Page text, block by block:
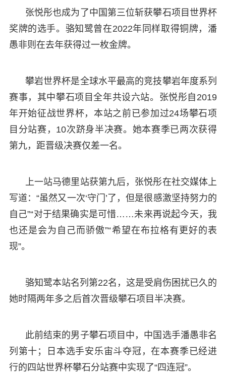
张悦彤也成为了中国第三位斩获攀石项目世界杯
奖牌的选手。骆知鹭曾在2022年同样取得铜牌，潘
愚非则在去年获得过一枚金牌。
攀岩世界杯是全球水平最高的竞技攀岩年度系列
赛事，其中攀石项目全年共设六站。张悦彤自2019
年开始征战世界杯，本站之前已参加过24场攀石项
目分站赛，10次跻身半决赛。她本赛季已两次获得
第九，距晋级决赛仅差一名。
上一站马德里站获第九后，张悦彤在社交媒体上
写道：“虽然又一次‘守门’了，但是很感激坚持努力的
自己”“对于结果确实是可惜……未来再说起今天，我
也还是会为自己而骄傲”“希望在布拉格有更好的表
现”。
骆知鹭本站名列第22名，这是受肩伤困扰已久的
她时隔两年多之后首次晋级攀石项目半决赛。
此前结束的男子攀石项目中，中国选手潘愚非名
列第十；日本选手安乐宙斗夺冠，在本赛季已经进
行的四站世界杯攀石分站赛中实现了“四连冠”。